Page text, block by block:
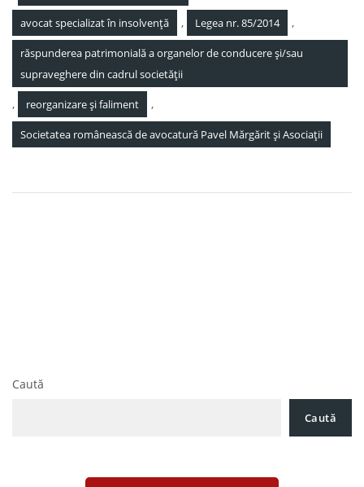
avocat specializat în insolvență , Legea nr. 85/2014 ,
răspunderea patrimonială a organelor de conducere și/sau
supraveghere din cadrul societății
, reorganizare și faliment ,
Societatea românească de avocatură Pavel Mărgărit și Asociații
Caută
Caută